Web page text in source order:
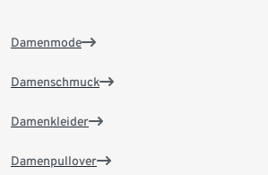
Damenmode
Damenschmuck
Damenkleider
Damenpullover